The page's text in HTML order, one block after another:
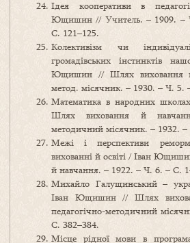
Ідея кооперативи в
Ющишин // Учитель. – 1909. –
С. 121–125.
Колективізм чи
громадівських інстинктів
Ющишин // Шлях виховання
метод. місячник. – 1930. – Ч. 5.
Математика в народних
Шлях виховання й
методичний місячник. – 1932.
Межі і перспективи
вихованні й освіті / Іван
й навчання. – 1922. – Ч. 6. – С.
Михайло Галущинський –
Іван Ющишин // Шлях
педагогічно-методичний
С. 382–384.
Місце рідної мови в